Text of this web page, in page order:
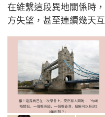
在維繫這段異地關係時
方失望，甚至連續幾天